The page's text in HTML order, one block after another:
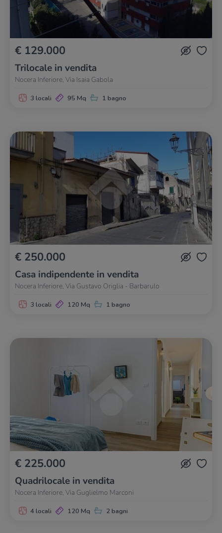
€ 129.000
Trilocale in vendita
Nocera Inferiore, Via Isaia Gabola
3 locali 95 Mq 1 bagno
€ 250.000
Casa indipendente in vendita
Nocera Inferiore, Via Gustavo Origlia - Barbarulo
3 locali 120 Mq 1 bagno
€ 225.000
Quadrilocale in vendita
Nocera Inferiore, Via Guglielmo Marconi
4 locali 120 Mq 2 bagni